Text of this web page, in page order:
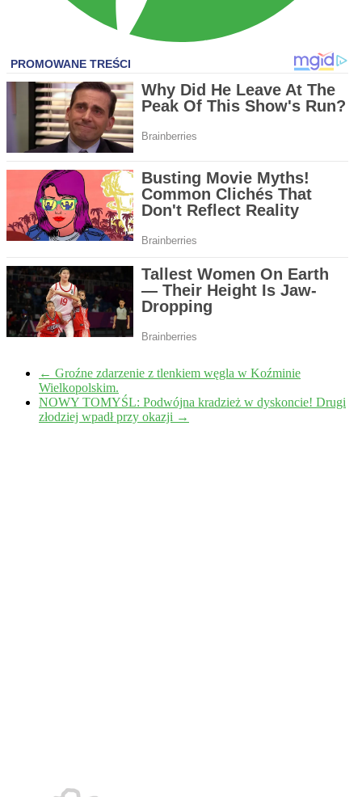
← Groźne zdarzenie z tlenkiem węgla w Koźminie
Wielkopolskim.
NOWY TOMYŚL: Podwójna kradzież w dyskoncie! Drugi
złodziej wpadł przy okazji →